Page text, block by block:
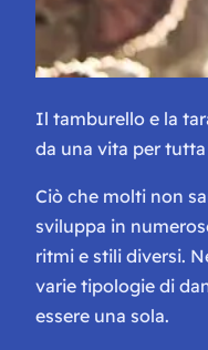
Il tamburello e la
da una vita per tutta
Ciò che molti non
sviluppa in
ritmi e stili diversi.
varie tipologie di
essere una sola.